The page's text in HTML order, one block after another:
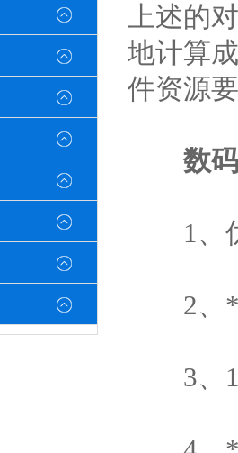
上述的
地计算
件资源
数
1、优
2、*
3、